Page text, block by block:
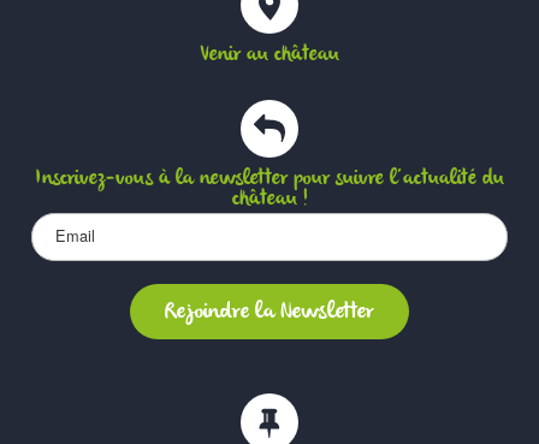
Venir au château
Inscrivez-vous à la newsletter pour suivre l’actualité du
château !